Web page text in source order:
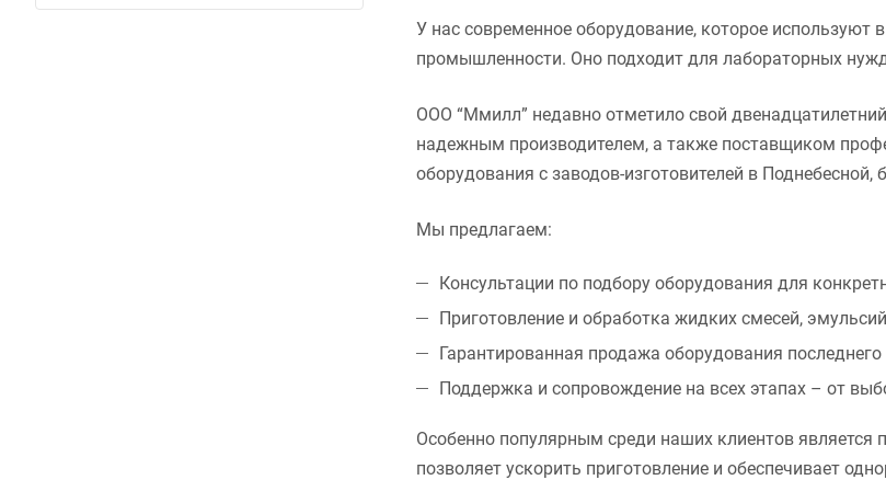
У нас современное оборудование, которое
промышленности. Оно подходит для лабораторных
ООО “Ммилл” недавно отметило свой
надежным производителем, а также поставщиком
оборудования с заводов-изготовителей в Поднебесной,
Мы предлагаем:
Консультации по подбору оборудования для
Приготовление и обработка жидких смесей,
Гарантированная продажа оборудования последнего
Поддержка и сопровождение на всех этапах – от
Особенно популярным среди наших клиентов является
позволяет ускорить приготовление и обеспечивает